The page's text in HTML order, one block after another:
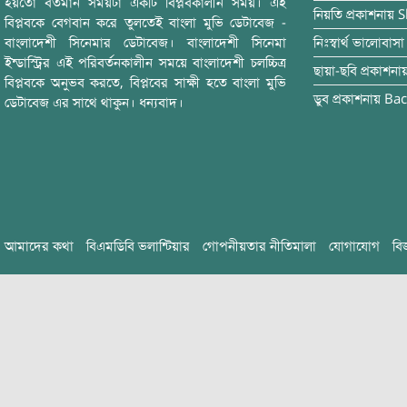
বিপ্লবকে বেগবান করে তুলতেই বাংলা মুভি ডেটাবেজ -
বাংলাদেশী সিনেমার ডেটাবেজ। বাংলাদেশী সিনেমা
ইন্ডাস্ট্রির এই পরিবর্তনকালীন সময়ে বাংলাদেশী চলচ্চিত্র
বিপ্লবকে অনুভব করতে, বিপ্লবের সাক্ষী হতে বাংলা মুভি
ডেটাবেজ এর সাথে থাকুন। ধন্যবাদ।
নিয়তি প্রকাশনায়
নিঃস্বার্থ ভালোবাসা
ছায়া-ছবি
ডুব প্রকাশনায়
আমাদের কথা বিএমডিবি ভলান্টিয়ার গোপনীয়তার নীতিমালা যোগাযোগ